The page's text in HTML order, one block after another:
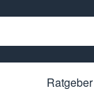
Ratgeber